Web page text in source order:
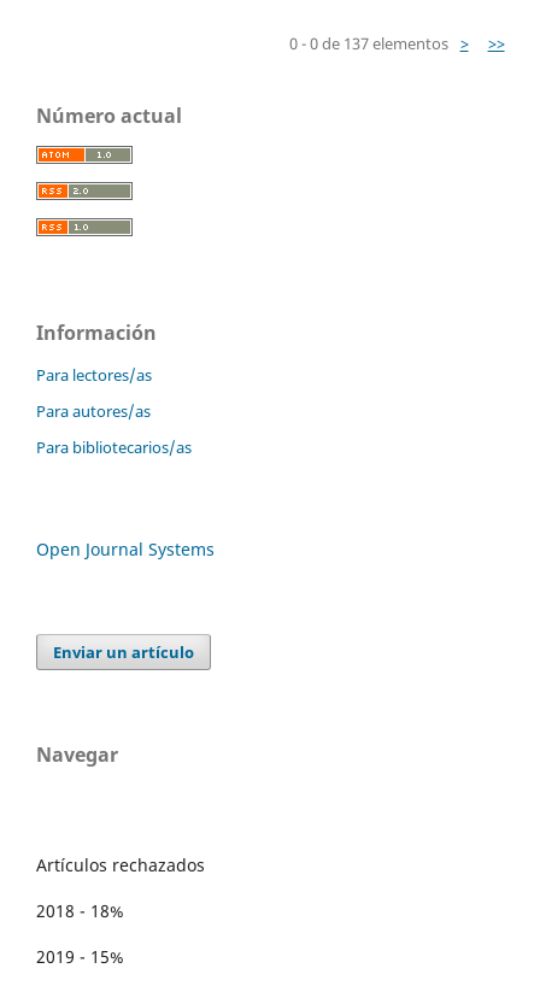
0 - 0 de 137 elementos > >>
Número actual
Información
Para lectores/as
Para autores/as
Para bibliotecarios/as
Open Journal Systems
Enviar un artículo
Navegar
Artículos rechazados
2018 - 18%
2019 - 15%